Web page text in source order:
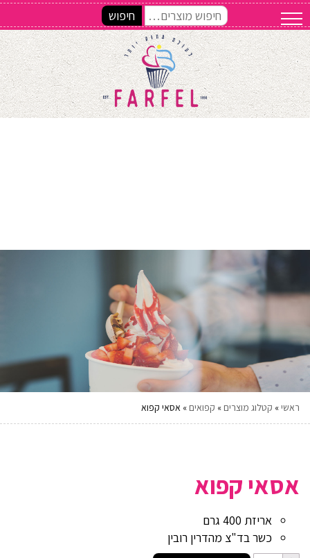
חיפוש
ראשי» קטלוג מוצרים » קפואים » אסאי קפוא
אסאי קפוא
אריזת 400 גרם
כשר בד"צ מהדרין רובין